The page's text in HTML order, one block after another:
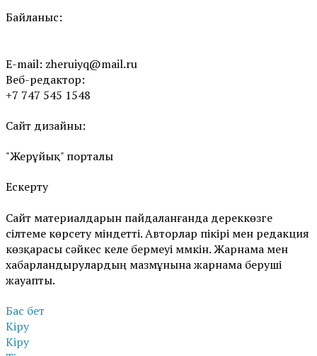
Байланыс:
E-mail: zheruiyq@mail.ru
Веб-редактор:
+7 747 545 1548
Сайт дизайны:
"Жерұйық" порталы
Ескерту
Сайт материалдарын пайдаланғанда дереккөзге
сілтеме көрсету міндетті. Авторлар пікірі мен редакция
көзқарасы сәйкес келе бермеуі мүмкін. Жарнама мен
хабарландырулардың мазмұнына жарнама беруші
жауапты.
Бас бет
Кіру
Кіру